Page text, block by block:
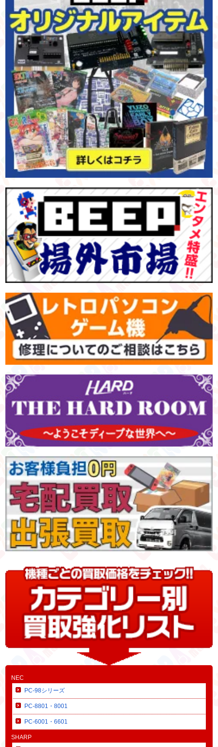
NEC
PC-98シリーズ
PC-8801・8001
PC-6001・6601
SHARP